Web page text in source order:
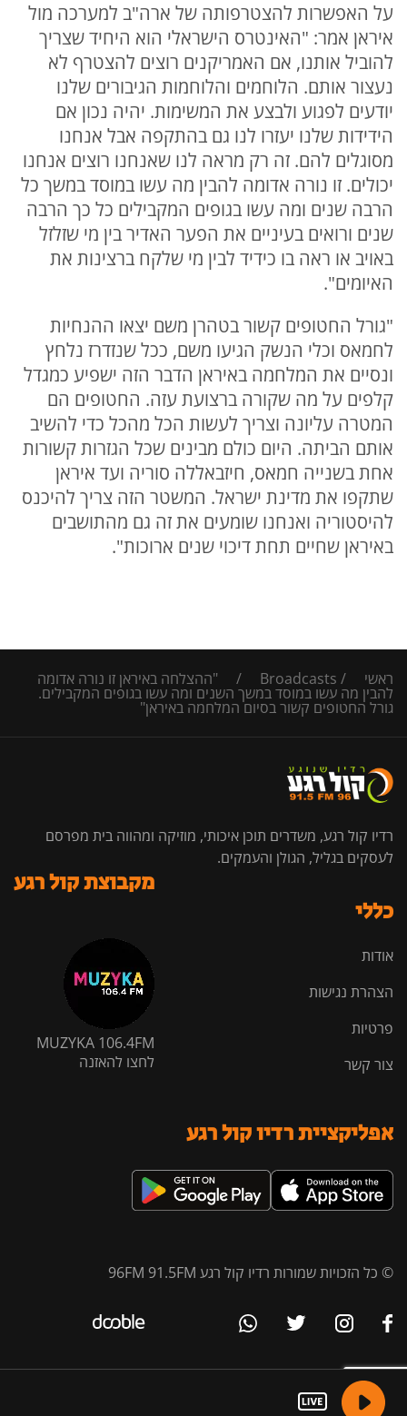
על האפשרות להצטרפותה של ארה"ב למערכה מול
איראן אמר: "האינטרס הישראלי הוא היחיד שצריך
להוביל אותנו, אם האמריקנים רוצים להצטרף לא
נעצור אותם. הלוחמים והלוחמות הגיבורים שלנו
יודעים לפגוע ולבצע את המשימות. יהיה נכון אם
הידידות שלנו יעזרו לנו גם בהתקפה אבל אנחנו
מסוגלים להם. זה רק מראה לנו שאנחנו רוצים אנחנו
יכולים. זו נורה אדומה להבין מה עשו במוסד במשך כל
הרבה שנים ומה עשו בגופים המקבילים כל כך הרבה
שנים ורואים בעיניים את הפער האדיר בין מי שזלזל
באויב או ראה בו כידיד לבין מי שלקח ברצינות את
האיומים".
"גורל החטופים קשור בטהרן משם יצאו ההנחיות
לחמאס וכלי הנשק הגיעו משם, ככל שנזדרז נלחץ
ונסיים את המלחמה באיראן הדבר הזה ישפיע כמגדל
קלפים על מה שקורה ברצועת עזה. החטופים הם
המטרה עליונה וצריך לעשות הכל מהכל כדי להשיב
אותם הביתה. היום כולם מבינים שכל הגזרות קשורות
אחת בשנייה חמאס, חיזבאללה סוריה ועד איראן
שתקפו את מדינת ישראל. המשטר הזה צריך להיכנס
להיסטוריה ואנחנו שומעים את זה גם מהתושבים
באיראן שחיים תחת דיכוי שנים ארוכות".
ראשי /
Broadcasts
/ "ההצלחה באיראן זו נורה אדומה
להבין מה עשו במוסד במשך השנים ומה עשו בגופים המקבילים.
גורל החטופים קשור בסיום המלחמה באיראן"
רדיו קול רגע, משדרים תוכן איכותי, מוזיקה ומהווה בית מפרסם
לעסקים בגליל, הגולן והעמקים.
כללי
אודות
הצהרת נגישות
פרטיות
צור קשר
מקבוצת קול רגע
MUZYKA 106.4FM
לחצו להאזנה
אפליקציית רדיו קול רגע
© כל הזכויות שמורות רדיו קול רגע 96FM 91.5FM